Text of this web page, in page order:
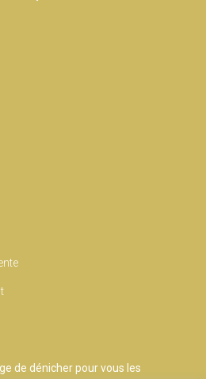
de dénicher pour vous les